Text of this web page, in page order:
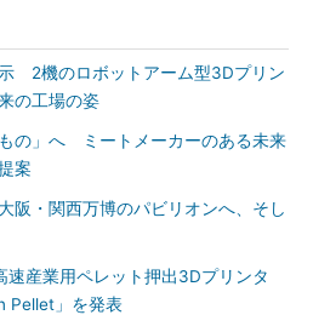
2機のロボットアーム型3Dプリン
の工場の姿
の」へ ミートメーカーのある未来
案
阪・関西万博のパビリオンへ、そし
速産業用ペレット押出3Dプリンタ
Pellet」を発表